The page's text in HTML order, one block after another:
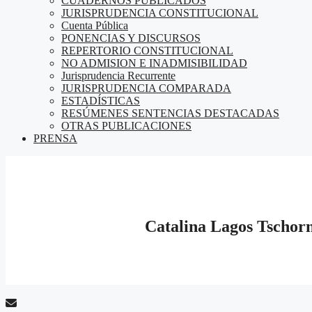
JURISPRUDENCIA CONSTITUCIONAL
Cuenta Pública
PONENCIAS Y DISCURSOS
REPERTORIO CONSTITUCIONAL
NO ADMISION E INADMISIBILIDAD
Jurisprudencia Recurrente
JURISPRUDENCIA COMPARADA
ESTADÍSTICAS
RESÚMENES SENTENCIAS DESTACADAS
OTRAS PUBLICACIONES
PRENSA
Catalina Lagos